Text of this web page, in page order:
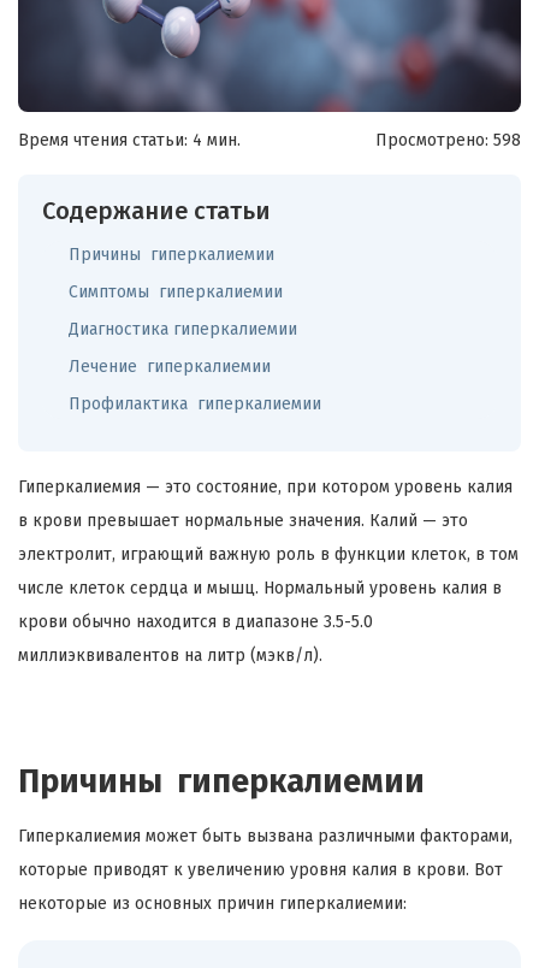
Время чтения статьи: 4 мин. Просмотрено: 598
Содержание статьи
Причины гиперкалиемии
Симптомы гиперкалиемии
Диагностика гиперкалиемии
Лечение гиперкалиемии
Профилактика гиперкалиемии
Гиперкалиемия — это состояние, при котором уровень калия
в крови превышает нормальные значения. Калий — это
электролит, играющий важную роль в функции клеток, в том
числе клеток сердца и мышц. Нормальный уровень калия в
крови обычно находится в диапазоне 3.5-5.0
миллиэквивалентов на литр (мэкв/л).
Причины гиперкалиемии
Гиперкалиемия может быть вызвана различными факторами,
которые приводят к увеличению уровня калия в крови. Вот
некоторые из основных причин гиперкалиемии: